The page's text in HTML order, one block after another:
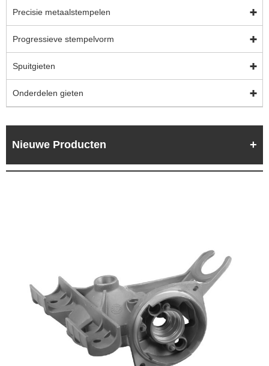
Precisie metaalstempelen
Progressieve stempelvorm
Spuitgieten
Onderdelen gieten
Nieuwe Producten